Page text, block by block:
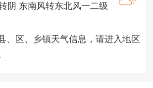
阴 东南风转东北风一二级
、区、乡镇天气信息，请进入地区